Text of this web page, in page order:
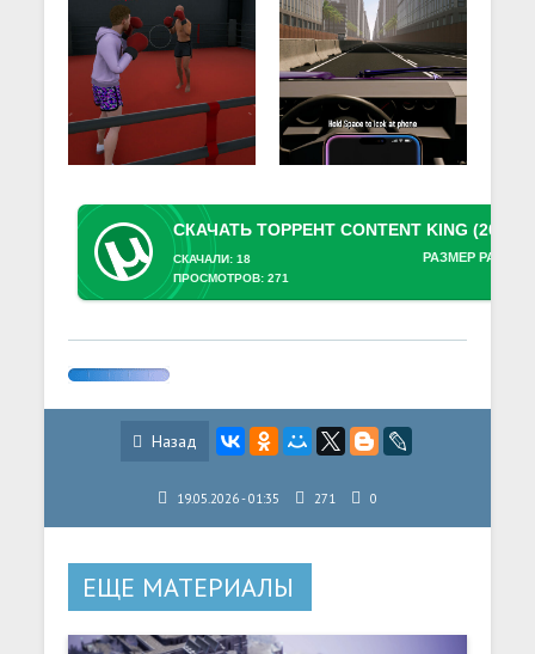
РАЗМЕР
СКАЧАЛИ: 18
ПРОСМОТРОВ: 271
Назад
19.05.2026 - 01:35 271 0
ЕЩЕ МАТЕРИАЛЫ